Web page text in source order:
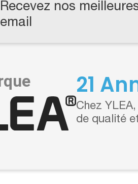
Recevez nos
email
21
Chez
de qualité